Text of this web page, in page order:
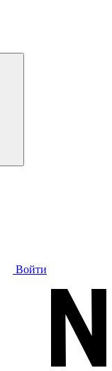
Войти